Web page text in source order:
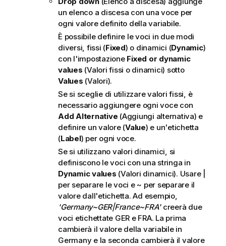
un elenco a discesa con una voce per
ogni valore definito della variabile.
È possibile definire le voci in due modi
diversi, fissi (Fixed) o dinamici (Dynamic)
con l'impostazione Fixed or dynamic
values (Valori fissi o dinamici) sotto
Values (Valori).
Se si sceglie di utilizzare valori fissi, è
necessario aggiungere ogni voce con
Add Alternative (Aggiungi alternativa) e
definire un valore (Value) e un'etichetta
(Label) per ogni voce.
Se si utilizzano valori dinamici, si
definiscono le voci con una stringa in
Dynamic values (Valori dinamici). Usare |
per separare le voci e ~ per separare il
valore dall'etichetta. Ad esempio,
'Germany~GER|France~FRA'creerà due
voci etichettate GER e FRA. La prima
cambierà il valore della variabile in
Germanye la seconda cambierà il valore